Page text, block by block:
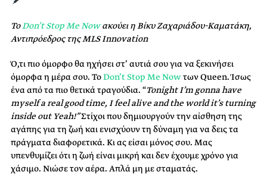
ΤοDon’t Stop Me Nowακούει η Βίκυ Ζαχαριάδου-Καματάκη,
Αντιπρόεδρος της MLS Innovation
Ό,τι πιο όμορφο θα ηχήσει στ’ αυτιά σου για να ξεκινήσει
όμορφα η μέρα σου. ΤοDon’t Stop Me Nowτων Queen. Ίσως
ένα από τα πιο θετικά τραγούδια. “Tonight I’m gonna have
myself a real good time, I feel alive and the world it’s turning
inside out Yeah!”Στίχοι που δημιουργούν την αίσθηση της
αγάπης για τη ζωή και ενισχύουν τη δύναμη για να δεις τα
πράγματα διαφορετικά. Κι ας είσαι μόνος σου. Μας
υπενθυμίζει ότι η ζωή είναι μικρή και δεν έχουμε χρόνο για
χάσιμο. Νιώσε τον αέρα. Απλά μη με σταματάς.